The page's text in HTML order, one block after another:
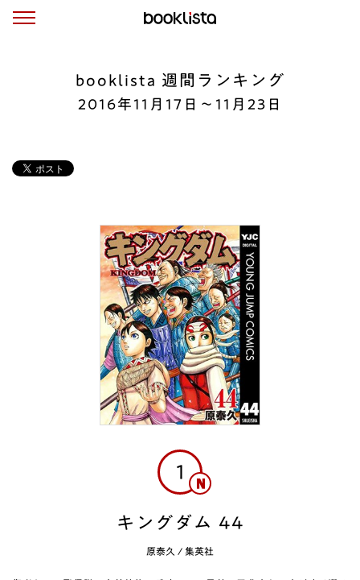
booklista 週間ランキング
2016年11月17日〜11月23日
1
キングダム 44
原泰久 / 集英社